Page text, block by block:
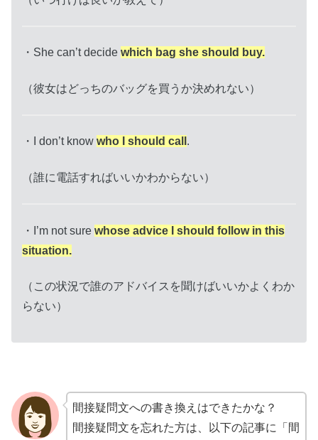
・She can’t decide which bag she should buy.
（彼女はどっちのバッグを買うか決めれない）
・I don’t know who I should call .
（誰に電話すればいいかわからない）
・I’m not sure whose advice I should follow in this
situation.
（この状況で誰のアドバイスを聞けばいいかよくわか
らない）
間接疑問文への書き換えはできたかな？
間接疑問文を忘れた方は、以下の記事に「間